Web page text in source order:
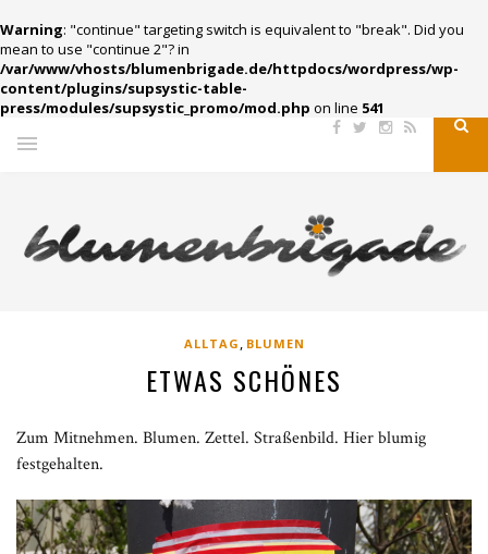
Warning: "continue" targeting switch is equivalent to "break". Did you
mean to use "continue 2"? in
/var/www/vhosts/blumenbrigade.de/httpdocs/wordpress/wp-
content/plugins/supsystic-table-
press/modules/supsystic_promo/mod.php on line 541
ALLTAG , BLUMEN
ETWAS SCHÖNES
Zum Mitnehmen. Blumen. Zettel. Straßenbild. Hier blumig
festgehalten.